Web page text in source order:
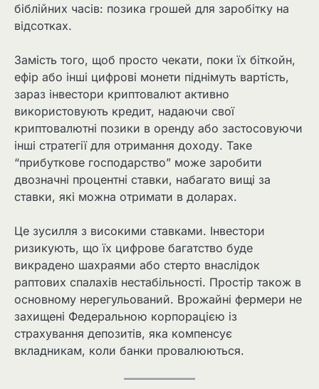
біблійних часів: позика грошей для заробітку на
відсотках.
Замість того, щоб просто чекати, поки їх біткойн,
ефір або інші цифрові монети піднімуть вартість,
зараз інвестори криптовалют активно
використовують кредит, надаючи свої
криптовалютні позики в оренду або застосовуючи
інші стратегії для отримання доходу. Таке
“прибуткове господарство” може заробити
двозначні процентні ставки, набагато вищі за
ставки, які можна отримати в доларах.
Це зусилля з високими ставками. Інвестори
ризикують, що їх цифрове багатство буде
викрадено шахраями або стерто внаслідок
раптових спалахів нестабільності. Простір також в
основному нерегульований. Врожайні фермери не
захищені Федеральною корпорацією із
страхування депозитів, яка компенсує
вкладникам, коли банки провалюються.